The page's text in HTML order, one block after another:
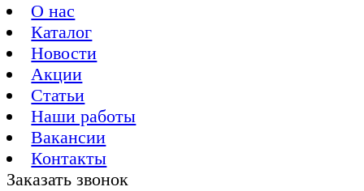
О нас
Каталог
Новости
Акции
Статьи
Наши работы
Вакансии
Контакты
Заказать звонок